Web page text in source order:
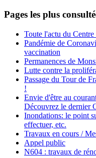
Pages les plus
Toute l'actu du
Pandémie de
vaccination
Permanences de
Lutte contre la
Passage du Tour de
!
Envie d'être au
Découvrez le dernier
Inondations: le point
effectuer, etc.
Travaux en cours /
Appel public
N604 : travaux de